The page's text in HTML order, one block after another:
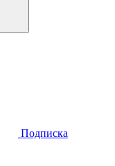
Подписка